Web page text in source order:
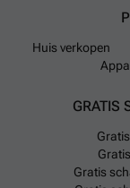
Huis verkopen
GRATIS
Gratis